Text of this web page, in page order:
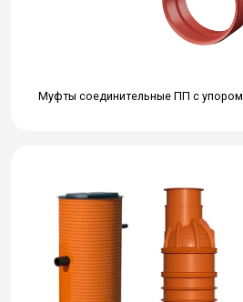
Муфты соединительные ПП с упором